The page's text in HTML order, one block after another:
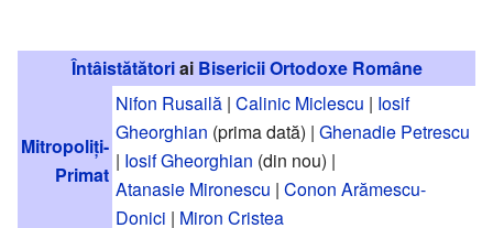
Întâistătătoriai Bisericii Ortodoxe Române
Mitropoliți-
Primat
Nifon Rusailă | Calinic Miclescu | Iosif
Gheorghian (prima dată) | Ghenadie Petrescu
| Iosif Gheorghian (din nou) |
Atanasie Mironescu | Conon Arămescu-
Donici | Miron Cristea